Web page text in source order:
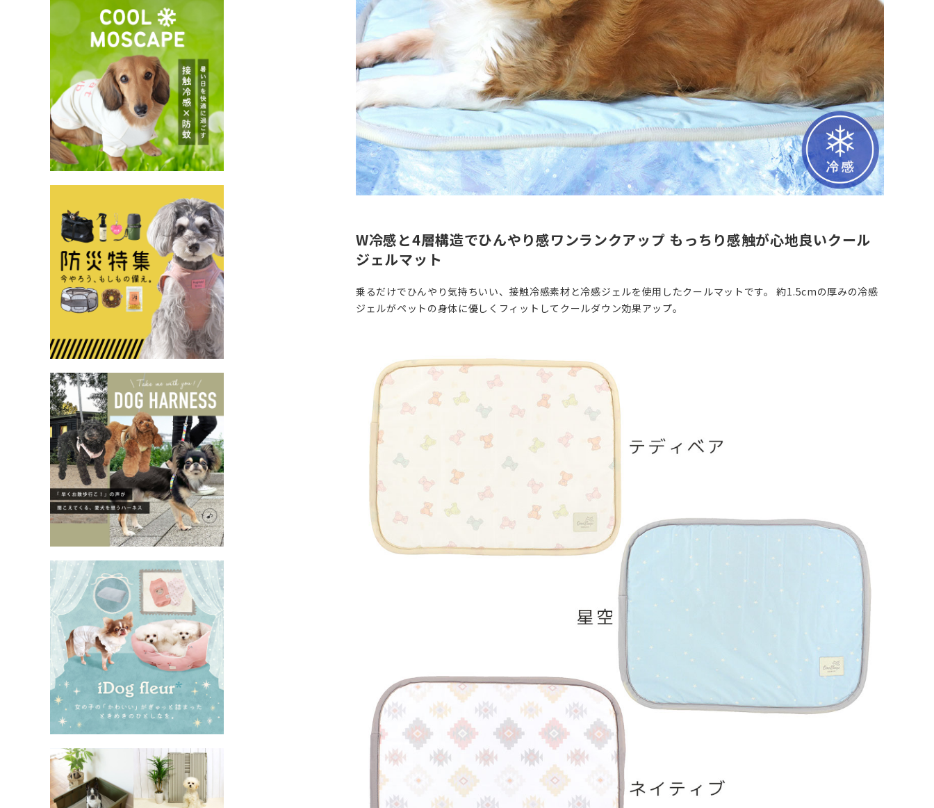
W冷感と4層構造でひんやり感ワンランクアップ もっちり感触が心地良いクール
ジェルマット
乗るだけでひんやり気持ちいい、接触冷感素材と冷感ジェルを使用したクールマットです。 約1.5cmの厚みの冷感
ジェルがペットの身体に優しくフィットしてクールダウン効果アップ。